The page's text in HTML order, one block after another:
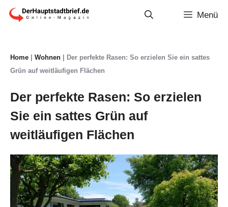
Zum
Menü
Home Wohnen
Der perfekte Rasen: So erzielen Sie ein sattes
Grün auf weitläufigen Flächen
Der perfekte Rasen: So erzielen
Sie ein sattes Grün auf
weitläufigen Flächen